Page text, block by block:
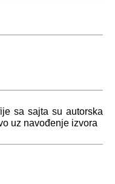
sa sajta su autorska
uz navođenje izvora